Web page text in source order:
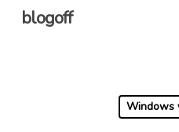
Skipblogoff
Windows